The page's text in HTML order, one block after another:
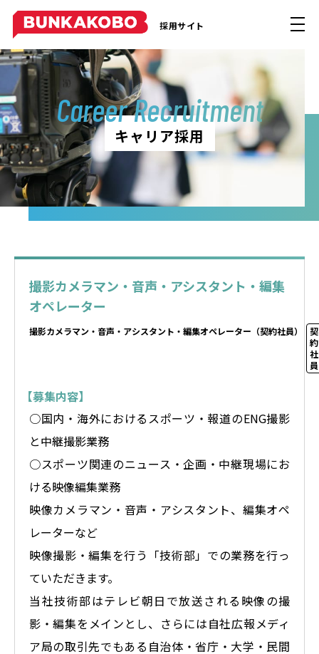
採用サイト
Career Recruitment
キャリア採用
撮影カメラマン・音声・アシスタント・編集
オペレーター
撮影カメラマン・音声・アシスタント・編集オペレーター（契約社員）
契
約
社
員
【募集内容】
○国内・海外におけるスポーツ・報道のENG撮影
と中継撮影業務
○スポーツ関連のニュース・企画・中継現場にお
ける映像編集業務
映像カメラマン・音声・アシスタント、編集オペ
レーターなど
映像撮影・編集を行う「技術部」での業務を行っ
ていただきます。
当社技術部はテレビ朝日で放送される映像の撮
影・編集をメインとし、さらには自社広報メディ
ア局の取引先でもある自治体・省庁・大学・民間